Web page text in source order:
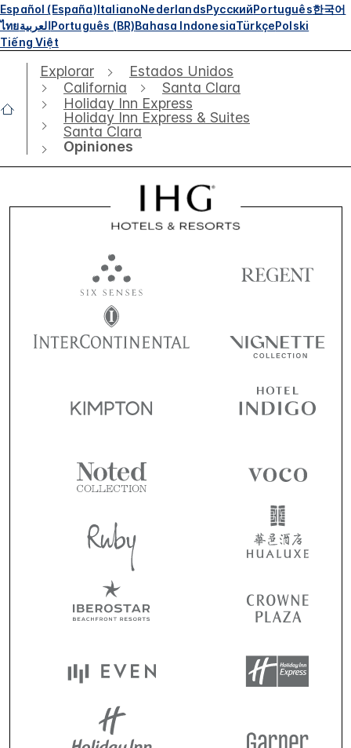
Español (España)ItalianoNederlandsРусскийPortuguês한국어
ไทยالعربيةPortuguês (BR)Bahasa IndonesiaTürkçePolski
Tiếng Việt
Explorar
Estados Unidos
California
Santa Clara
Holiday Inn Express
Holiday Inn Express & Suites
Santa Clara
Opiniones